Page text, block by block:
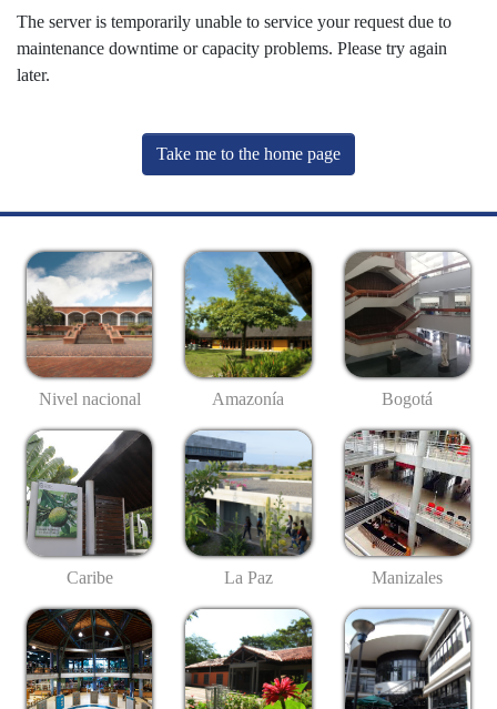
The server is temporarily unable to service your request due to
maintenance downtime or capacity problems. Please try again
later.
Take me to the home page
Nivel nacional Amazonía Bogotá
Caribe La Paz Manizales